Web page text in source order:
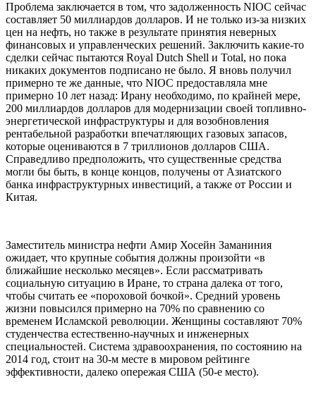
Проблема заключается в том, что задолженность NIOC сейчас
составляет 50 миллиардов долларов. И не только из-за низких
цен на нефть, но также в результате принятия неверных
финансовых и управленческих решений. Заключить какие-то
сделки сейчас пытаются Royal Dutch Shell и Total, но пока
никаких документов подписано не было. Я вновь получил
примерно те же данные, что NIOC предоставляла мне
примерно 10 лет назад: Ирану необходимо, по крайней мере,
200 миллиардов долларов для модернизации своей топливно-
энергетической инфраструктуры и для возобновления
рентабельной разработки впечатляющих газовых запасов,
которые оцениваются в 7 триллионов долларов США.
Справедливо предположить, что существенные средства
могли бы быть, в конце концов, получены от Азиатского
банка инфраструктурных инвестиций, а также от России и
Китая.
Заместитель министра нефти Амир Хосейн Заманиния
ожидает, что крупные события должны произойти «в
ближайшие несколько месяцев». Если рассматривать
социальную ситуацию в Иране, то страна далека от того,
чтобы считать ее «пороховой бочкой». Средний уровень
жизни повысился примерно на 70% по сравнению со
временем Исламской революции. Женщины составляют 70%
студенчества естественно-научных и инженерных
специальностей. Система здравоохранения, по состоянию на
2014 год, стоит на 30-м месте в мировом рейтинге
эффективности, далеко опережая США (50-е место).